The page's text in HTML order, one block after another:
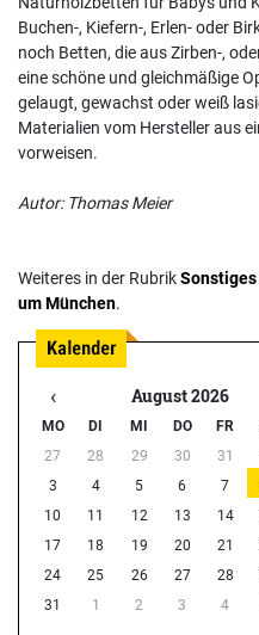
Buchen-, Kiefern-, Erlen- oder
noch Betten, die aus Zirben-,
eine schöne und gleichmäßige
gelaugt, gewachst oder weiß
Materialien vom Hersteller aus
vorweisen.
Autor: Thomas Meier
Weiteres in der RubrikSonstiges
um München.
‹ August 2026
MO DI MI DO FR
27
28 29 30 31
3
4 5 6 7
10
11 12 13 14
17
18 19 20 21
24
25 26 27 28
31
1 2 3 4